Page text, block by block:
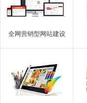
全网营销型网站建设